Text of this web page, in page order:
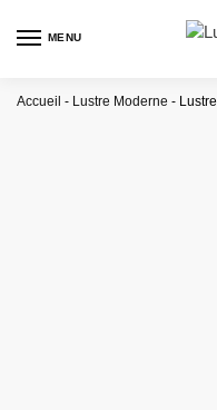
MENU
Accueil - Lustre Moderne -